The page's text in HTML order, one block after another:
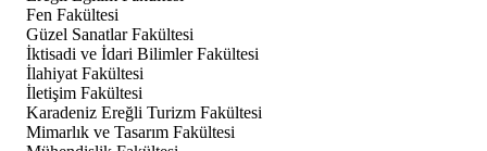
Fen Fakültesi
Güzel Sanatlar Fakültesi
İktisadi ve İdari Bilimler Fakültesi
İlahiyat Fakültesi
İletişim Fakültesi
Karadeniz Ereğli Turizm Fakültesi
Mimarlık ve Tasarım Fakültesi